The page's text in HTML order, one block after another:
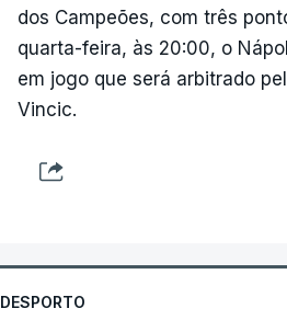
dos Campeões, com três
quarta-feira, às 20:00, o
em jogo que será arbitrado
Vincic.
DESPORTO